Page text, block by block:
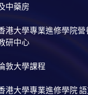
中藥房
港大學專業進修學院營
研中心
敦大學課程
港大學專業進修學院